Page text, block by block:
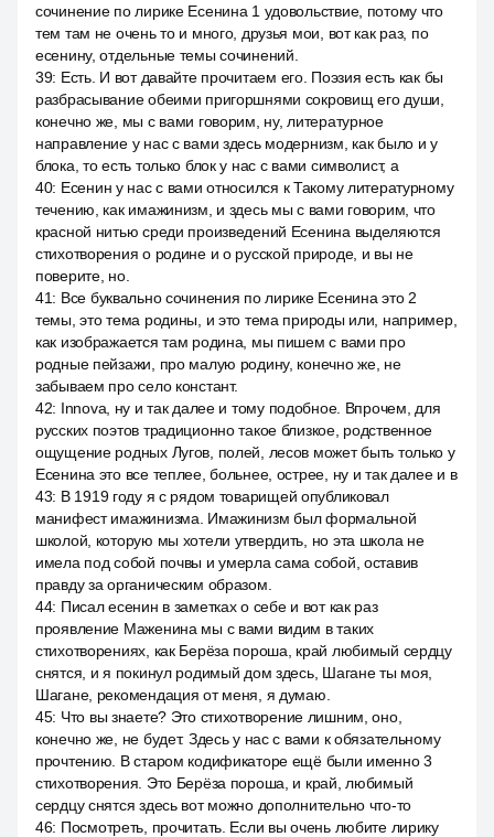
сочинение по лирике Есенина 1 удовольствие, потому что
тем там не очень то и много, друзья мои, вот как раз, по
есенину, отдельные темы сочинений.
39: Есть. И вот давайте прочитаем его. Поэзия есть как бы
разбрасывание обеими пригоршнями сокровищ его души,
конечно же, мы с вами говорим, ну, литературное
направление у нас с вами здесь модернизм, как было и у
блока, то есть только блок у нас с вами символист, а
40: Есенин у нас с вами относился к Такому литературному
течению, как имажинизм, и здесь мы с вами говорим, что
красной нитью среди произведений Есенина выделяются
стихотворения о родине и о русской природе, и вы не
поверите, но.
41: Все буквально сочинения по лирике Есенина это 2
темы, это тема родины, и это тема природы или, например,
как изображается там родина, мы пишем с вами про
родные пейзажи, про малую родину, конечно же, не
забываем про село констант.
42: Innova, ну и так далее и тому подобное. Впрочем, для
русских поэтов традиционно такое близкое, родственное
ощущение родных Лугов, полей, лесов может быть только у
Есенина это все теплее, больнее, острее, ну и так далее и в
43: В 1919 году я с рядом товарищей опубликовал
манифест имажинизма. Имажинизм был формальной
школой, которую мы хотели утвердить, но эта школа не
имела под собой почвы и умерла сама собой, оставив
правду за органическим образом.
44: Писал есенин в заметках о себе и вот как раз
проявление Маженина мы с вами видим в таких
стихотворениях, как Берёза пороша, край любимый сердцу
снятся, и я покинул родимый дом здесь, Шагане ты моя,
Шагане, рекомендация от меня, я думаю.
45: Что вы знаете? Это стихотворение лишним, оно,
конечно же, не будет. Здесь у нас с вами к обязательному
прочтению. В старом кодификаторе ещё были именно 3
стихотворения. Это Берёза пороша, и край, любимый
сердцу снятся здесь вот можно дополнительно что-то
46: Посмотреть, прочитать. Если вы очень любите лирику